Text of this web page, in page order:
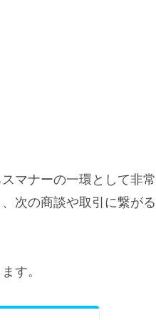
マナーの一環として非
次の商談や取引に繋が
す。